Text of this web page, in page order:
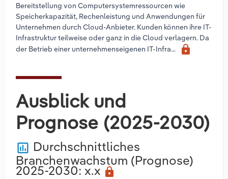
Bereitstellung von Computersystemressourcen wie
Speicherkapazität, Rechenleistung und Anwendungen für
Unternehmen durch Cloud-Anbieter. Kunden können ihre IT-
Infrastruktur teilweise oder ganz in die Cloud verlagern. Da
der Betrieb einer unternehmenseigenen IT-Infra...
lock
Ausblick und
Prognose (2025-2030)
poll Durchschnittliches
Branchenwachstum (Prognose)
2025-2030: x.x lock